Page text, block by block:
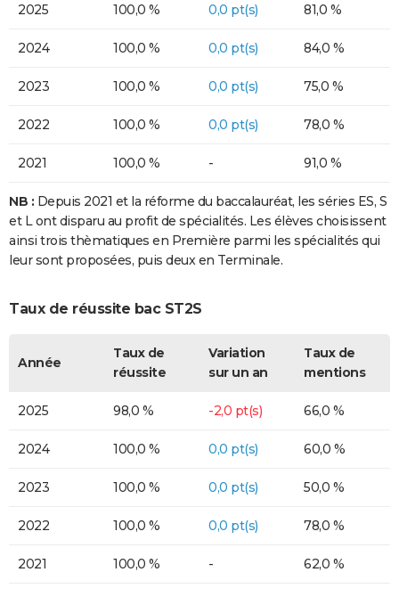
2025 100,0 % 0,0 pt(s) 81,0 %
2024 100,0 % 0,0 pt(s) 84,0 %
2023 100,0 % 0,0 pt(s) 75,0 %
2022 100,0 % 0,0 pt(s) 78,0 %
2021 100,0 % - 91,0 %
NB : Depuis 2021 et la réforme du baccalauréat, les séries ES, S
et L ont disparu au profit de spécialités. Les élèves choisissent
ainsi trois thèmatiques en Première parmi les spécialités qui
leur sont proposées, puis deux en Terminale.
Taux de réussite bac ST2S
Année
Taux de
réussite
Variation
sur un an
Taux de
mentions
2025 98,0 % -2,0 pt(s) 66,0 %
2024 100,0 % 0,0 pt(s) 60,0 %
2023 100,0 % 0,0 pt(s) 50,0 %
2022 100,0 % 0,0 pt(s) 78,0 %
2021 100,0 % - 62,0 %